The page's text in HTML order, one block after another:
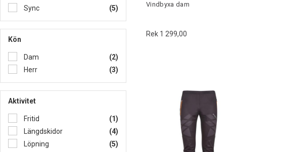
Sync
(5)
Kön
Dam
(2)
Herr
(3)
Aktivitet
Fritid
(1)
Längdskidor
(4)
Löpning
(5)
Vindbyxa dam
Rek 1 299,00